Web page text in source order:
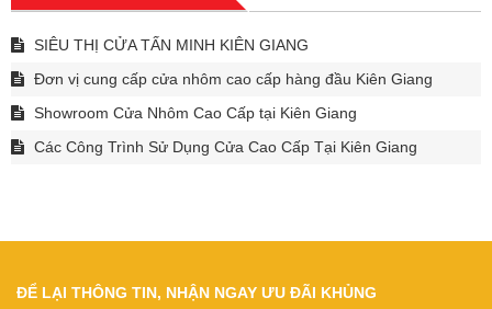
SIÊU THỊ CỬA TẤN MINH KIÊN GIANG
Đơn vị cung cấp cửa nhôm cao cấp hàng đầu Kiên Giang
Showroom Cửa Nhôm Cao Cấp tại Kiên Giang
Các Công Trình Sử Dụng Cửa Cao Cấp Tại Kiên Giang
ĐỂ LẠI THÔNG TIN, NHẬN NGAY ƯU ĐÃI KHỦNG